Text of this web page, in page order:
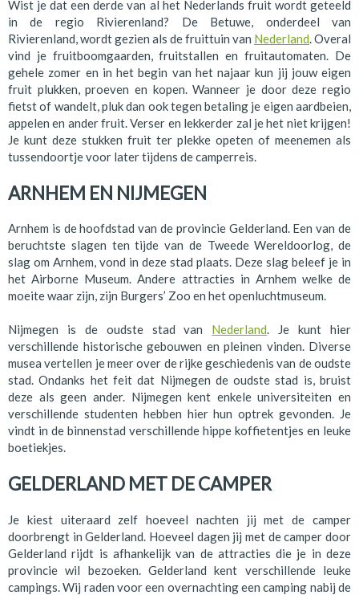
Wist je dat een derde van al het Nederlands fruit wordt geteeld
in de regio Rivierenland? De Betuwe, onderdeel van
Rivierenland, wordt gezien als de fruittuin van Nederland. Overal
vind je fruitboomgaarden, fruitstallen en fruitautomaten. De
gehele zomer en in het begin van het najaar kun jij jouw eigen
fruit plukken, proeven en kopen. Wanneer je door deze regio
fietst of wandelt, pluk dan ook tegen betaling je eigen aardbeien,
appelen en ander fruit. Verser en lekkerder zal je het niet krijgen!
Je kunt deze stukken fruit ter plekke opeten of meenemen als
tussendoortje voor later tijdens de camperreis.
ARNHEM EN NIJMEGEN
Arnhem is de hoofdstad van de provincie Gelderland. Een van de
beruchtste slagen ten tijde van de Tweede Wereldoorlog, de
slag om Arnhem, vond in deze stad plaats. Deze slag beleef je in
het Airborne Museum. Andere attracties in Arnhem welke de
moeite waar zijn, zijn Burgers’ Zoo en het openluchtmuseum.
Nijmegen is de oudste stad van Nederland. Je kunt hier
verschillende historische gebouwen en pleinen vinden. Diverse
musea vertellen je meer over de rijke geschiedenis van de oudste
stad. Ondanks het feit dat Nijmegen de oudste stad is, bruist
deze als geen ander. Nijmegen kent enkele universiteiten en
verschillende studenten hebben hier hun optrek gevonden. Je
vindt in de binnenstad verschillende hippe koffietentjes en leuke
boetiekjes.
GELDERLAND MET DE CAMPER
Je kiest uiteraard zelf hoeveel nachten jij met de camper
doorbrengt in Gelderland. Hoeveel dagen jij met de camper door
Gelderland rijdt is afhankelijk van de attracties die je in deze
provincie wil bezoeken. Gelderland kent verschillende leuke
campings. Wij raden voor een overnachting een camping nabij de